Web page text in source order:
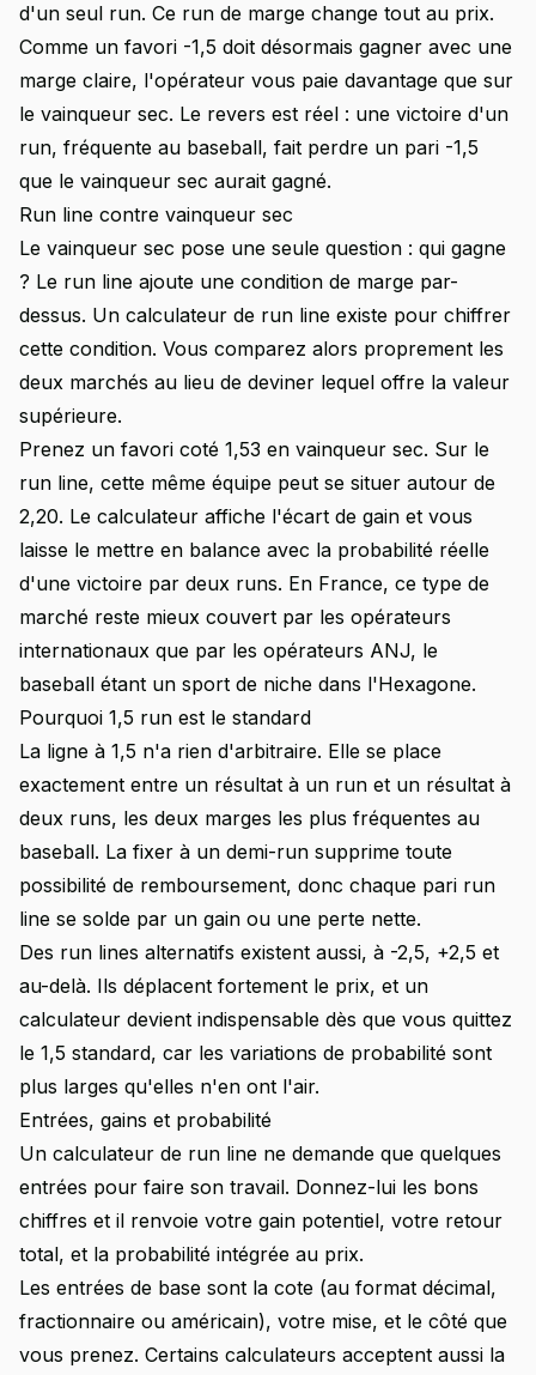
d'un seul run. Ce run de marge change tout au prix.
Comme un favori -1,5 doit désormais gagner avec une
marge claire, l'opérateur vous paie davantage que sur
le vainqueur sec. Le revers est réel : une victoire d'un
run, fréquente au baseball, fait perdre un pari -1,5
que le vainqueur sec aurait gagné.
Run line contre vainqueur sec
Le vainqueur sec pose une seule question : qui gagne
? Le run line ajoute une condition de marge par-
dessus. Un calculateur de run line existe pour chiffrer
cette condition. Vous comparez alors proprement les
deux marchés au lieu de deviner lequel offre la valeur
supérieure.
Prenez un favori coté 1,53 en vainqueur sec. Sur le
run line, cette même équipe peut se situer autour de
2,20. Le calculateur affiche l'écart de gain et vous
laisse le mettre en balance avec la probabilité réelle
d'une victoire par deux runs. En France, ce type de
marché reste mieux couvert par les opérateurs
internationaux que par les opérateurs ANJ, le
baseball étant un sport de niche dans l'Hexagone.
Pourquoi 1,5 run est le standard
La ligne à 1,5 n'a rien d'arbitraire. Elle se place
exactement entre un résultat à un run et un résultat à
deux runs, les deux marges les plus fréquentes au
baseball. La fixer à un demi-run supprime toute
possibilité de remboursement, donc chaque pari run
line se solde par un gain ou une perte nette.
Des run lines alternatifs existent aussi, à -2,5, +2,5 et
au-delà. Ils déplacent fortement le prix, et un
calculateur devient indispensable dès que vous quittez
le 1,5 standard, car les variations de probabilité sont
plus larges qu'elles n'en ont l'air.
Entrées, gains et probabilité
Un calculateur de run line ne demande que quelques
entrées pour faire son travail. Donnez-lui les bons
chiffres et il renvoie votre gain potentiel, votre retour
total, et la probabilité intégrée au prix.
Les entrées de base sont la cote (au format décimal,
fractionnaire ou américain), votre mise, et le côté que
vous prenez. Certains calculateurs acceptent aussi la